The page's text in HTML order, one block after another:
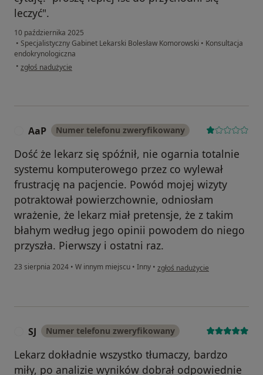
leczyć".
10 października 2025
• Specjalistyczny Gabinet Lekarski Bolesław Komorowski • Konsultacja
endokrynologiczna
• w opinii użytkownika Monika
zgłoś nadużycie
AaP Numer telefonu zweryfikowany
Dość że lekarz się spóźnił, nie ogarnia totalnie
systemu komputerowego przez co wylewał
frustrację na pacjencie. Powód mojej wizyty
potraktował powierzchownie, odniosłam
wrażenie, że lekarz miał pretensje, że z takim
błahym według jego opinii powodem do niego
przyszła. Pierwszy i ostatni raz.
23 sierpnia 2024 • W innym miejscu • Inny • w opinii użytkownika AaP
zgłoś nadużycie
SJ Numer telefonu zweryfikowany
Lekarz dokładnie wszystko tłumaczy, bardzo
miły, po analizie wyników dobrał odpowiednie